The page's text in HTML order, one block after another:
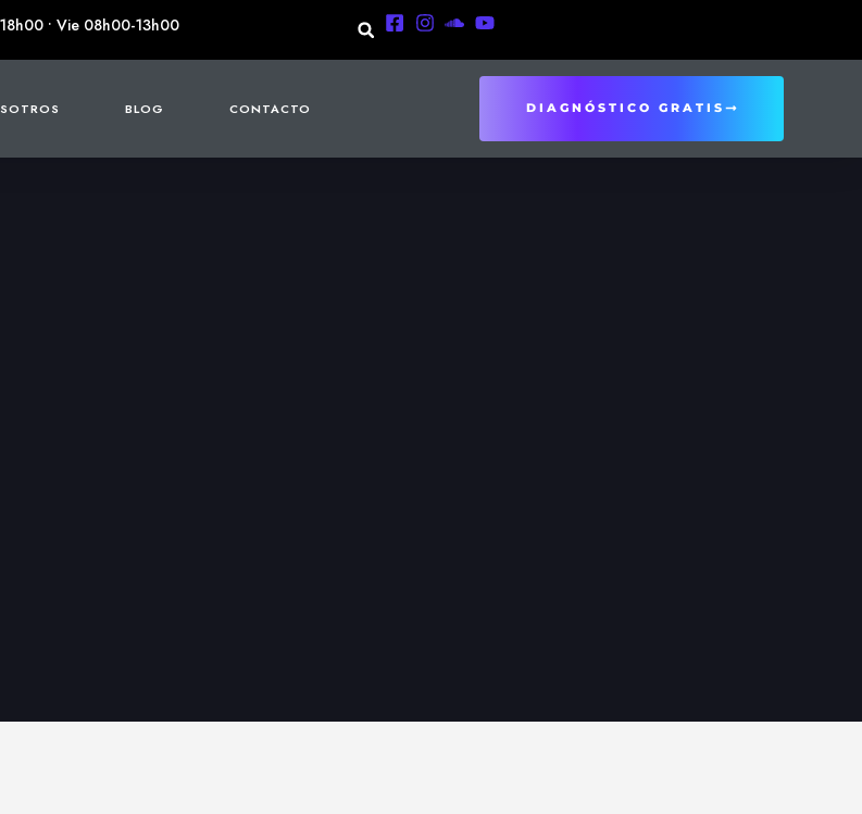
• Vie 08h00-13h00
BLOG CONTACTO DIAGNÓSTICO GRATIS